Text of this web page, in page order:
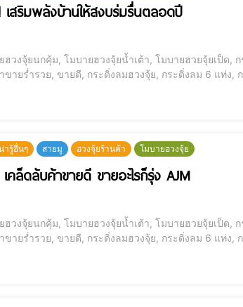
สริมพลังบ้านให้สงบร่มรื่นตลอดปี
วงจุ้ยนกคุ้ม, โมบายฮวงจุ้ยน้ำเต้า, โมบายฮวยจุ้ยเป็ด,
ายร่ำรวย, ขายดี, กระดิ่งลมฮวงจุ้ย, กระดิ่งลม 6 แท่ง,
ารู้อื่นๆ สายมู ฮวงจุ้ยร้านค้า โมบายฮวงจุ้ย
คล็ดลับค้าขายดี ขายอะไรก็รุ่ง AJM
วงจุ้ยนกคุ้ม, โมบายฮวงจุ้ยน้ำเต้า, โมบายฮวยจุ้ยเป็ด,
ายร่ำรวย, ขายดี, กระดิ่งลมฮวงจุ้ย, กระดิ่งลม 6 แท่ง,